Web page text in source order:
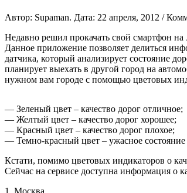
Автор: Supaman. Дата: 22 апреля, 2012 /
Недавно решил прокачать свой смартфон
Данное приложение позволяет делиться
датчика, который анализирует состояние
планирует выехать в другой город на
нужном вам городе с помощью цветовых
— Зеленый цвет – качество дорог отличное;
— Желтый цвет – качество дорог хорошее;
— Красный цвет – качество дорог плохое;
— Темно-красный цвет – ужасное состояние
Кстати, помимо цветовых индикаторов о
Сейчас на сервисе доступна информация о
1. Москва